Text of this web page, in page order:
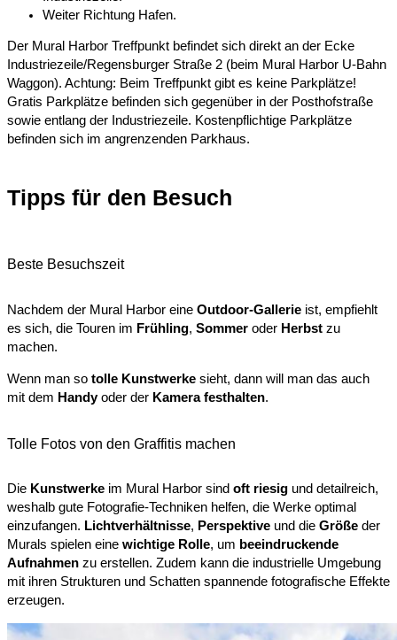
Weiter Richtung Hafen.
Der Mural Harbor Treffpunkt befindet sich direkt an der Ecke
Industriezeile/Regensburger Straße 2 (beim Mural Harbor U-Bahn
Waggon). Achtung: Beim Treffpunkt gibt es keine Parkplätze!
Gratis Parkplätze befinden sich gegenüber in der Posthofstraße
sowie entlang der Industriezeile. Kostenpflichtige Parkplätze
befinden sich im angrenzenden Parkhaus.
Tipps für den Besuch
Beste Besuchszeit​
Nachdem der Mural Harbor eine Outdoor-Gallerie ist, empfiehlt
es sich, die Touren im Frühling, Sommer oder Herbst zu
machen.
Wenn man so tolle Kunstwerke sieht, dann will man das auch
mit dem Handyoder der Kamera festhalten.
Tolle Fotos von den Graffitis machen
Die Kunstwerke im Mural Harbor sind oft riesig und detailreich,
weshalb gute Fotografie-Techniken helfen, die Werke optimal
einzufangen. Lichtverhältnisse, Perspektive und die Größe der
Murals spielen eine wichtige Rolle, um beeindruckende
Aufnahmen zu erstellen. Zudem kann die industrielle Umgebung
mit ihren Strukturen und Schatten spannende fotografische Effekte
erzeugen.